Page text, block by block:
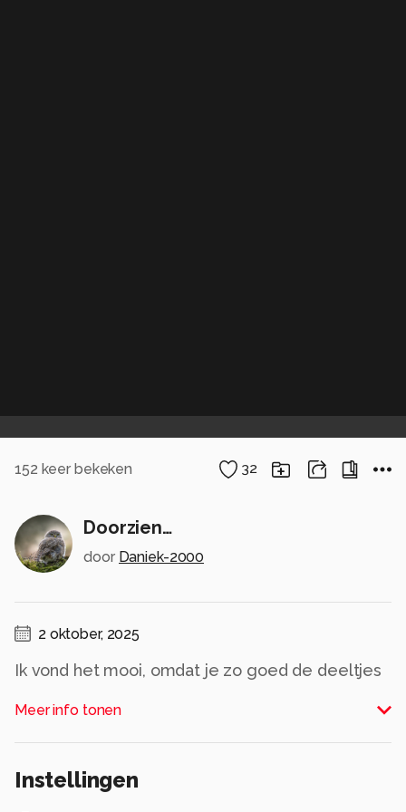
152 keer bekeken 32
Doorzien…
door Daniek-2000
2 oktober, 2025
Ik vond het mooi, omdat je zo goed de deeltjes
Meer info tonen
Instellingen